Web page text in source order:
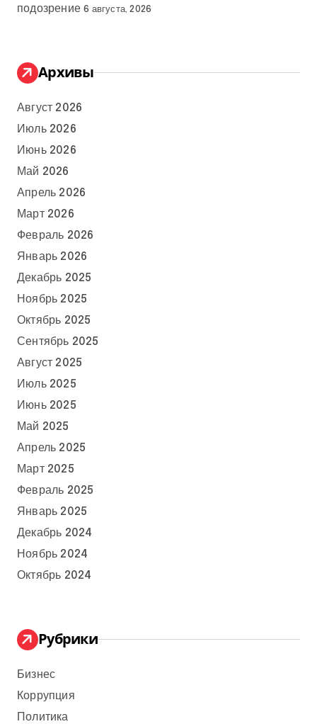
подозрение 6 августа, 2026
Архивы
Август 2026
Июль 2026
Июнь 2026
Май 2026
Апрель 2026
Март 2026
Февраль 2026
Январь 2026
Декабрь 2025
Ноябрь 2025
Октябрь 2025
Сентябрь 2025
Август 2025
Июль 2025
Июнь 2025
Май 2025
Апрель 2025
Март 2025
Февраль 2025
Январь 2025
Декабрь 2024
Ноябрь 2024
Октябрь 2024
Рубрики
Бизнес
Коррупция
Политика